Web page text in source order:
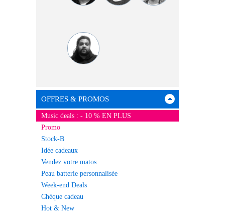
OFFRES & PROMOS
Music deals : - 10 % EN PLUS
Promo
Stock-B
Idée cadeaux
Vendez votre matos
Peau batterie personnalisée
Week-end Deals
Chèque cadeau
Hot & New